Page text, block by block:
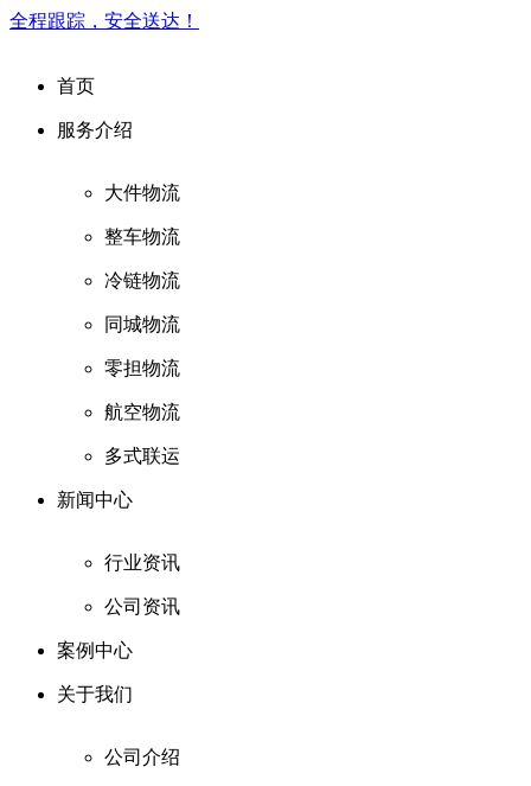
全程跟踪，安全送达！
首页
服务介绍
大件物流
整车物流
冷链物流
同城物流
零担物流
航空物流
多式联运
新闻中心
行业资讯
公司资讯
案例中心
关于我们
公司介绍